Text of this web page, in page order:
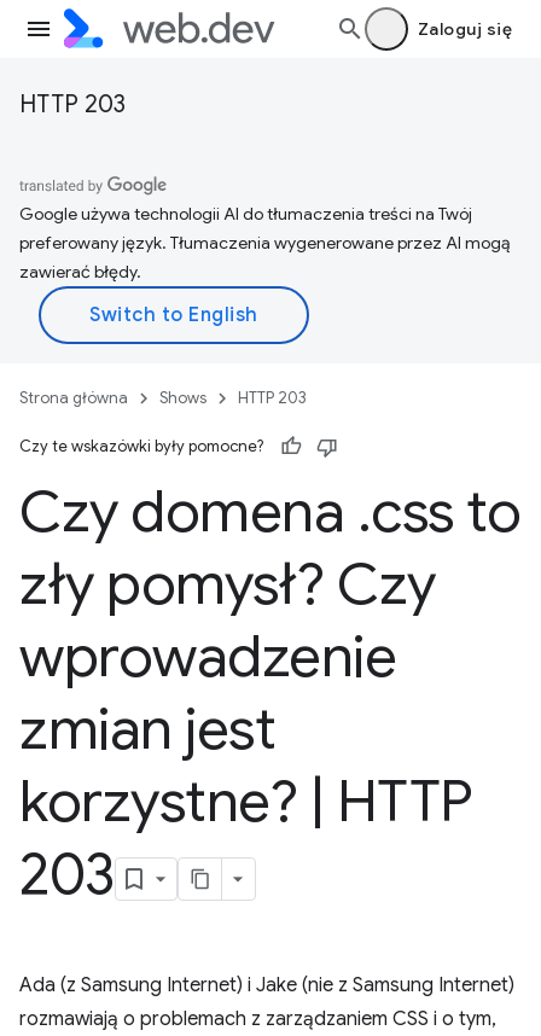
Zaloguj się
HTTP 203
Google używa technologii AI do tłumaczenia treści na Twój
preferowany język. Tłumaczenia wygenerowane przez AI mogą
zawierać błędy.
Strona główna Shows HTTP 203
Czy te wskazówki były pomocne?
Czy domena .css to
zły pomysł? Czy
wprowadzenie
zmian jest
korzystne?
HTTP
203
Ada (z Samsung Internet) i Jake (nie z Samsung Internet)
rozmawiają o problemach z zarządzaniem CSS i o tym,